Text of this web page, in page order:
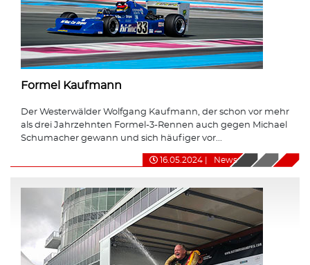
Formel Kaufmann
Der Westerwälder Wolfgang Kaufmann, der schon vor mehr
als drei Jahrzehnten Formel-3-Rennen auch gegen Michael
Schumacher gewann und sich häufiger vor...
16.05.2024 News